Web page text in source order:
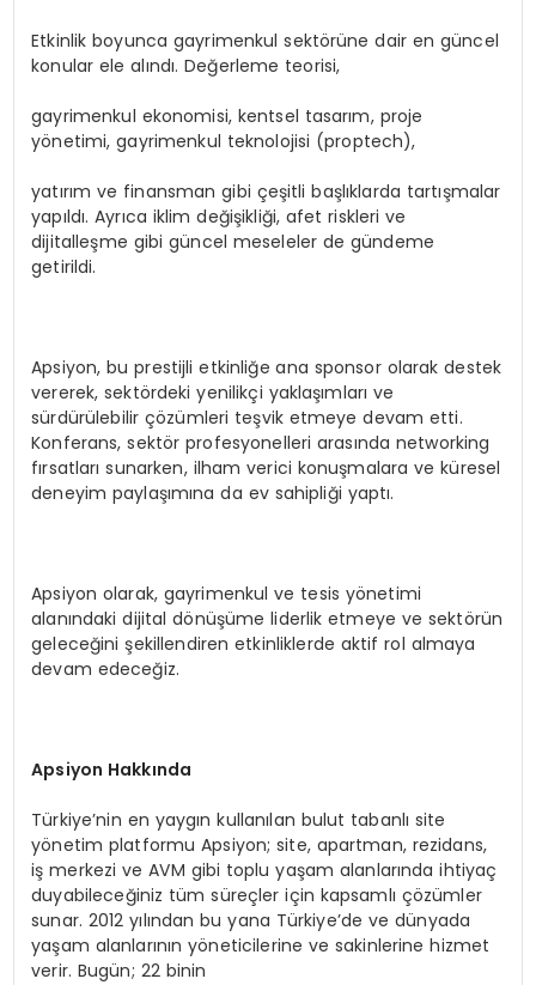
Etkinlik boyunca gayrimenkul sektörüne dair en güncel
konular ele alındı. Değerleme teorisi,
gayrimenkul ekonomisi, kentsel tasarım, proje
yönetimi, gayrimenkul teknolojisi (proptech),
yatırım ve finansman gibi çeşitli başlıklarda tartışmalar
yapıldı. Ayrıca iklim değişikliği, afet riskleri ve
dijitalleşme gibi güncel meseleler de gündeme
getirildi.
Apsiyon, bu prestijli etkinliğe ana sponsor olarak destek
vererek, sektördeki yenilikçi yaklaşımları ve
sürdürülebilir çözümleri teşvik etmeye devam etti.
Konferans, sektör profesyonelleri arasında networking
fırsatları sunarken, ilham verici konuşmalara ve küresel
deneyim paylaşımına da ev sahipliği yaptı.
Apsiyon olarak, gayrimenkul ve tesis yönetimi
alanındaki dijital dönüşüme liderlik etmeye ve sektörün
geleceğini şekillendiren etkinliklerde aktif rol almaya
devam edeceğiz.
Apsiyon Hakkında
Türkiye’nin en yaygın kullanılan bulut tabanlı site
yönetim platformu Apsiyon; site, apartman, rezidans,
iş merkezi ve AVM gibi toplu yaşam alanlarında ihtiyaç
duyabileceğiniz tüm süreçler için kapsamlı çözümler
sunar. 2012 yılından bu yana Türkiye’de ve dünyada
yaşam alanlarının yöneticilerine ve sakinlerine hizmet
verir. Bugün; 22 binin